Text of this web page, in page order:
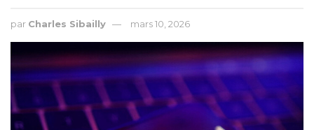
par Charles Sibailly mars 10, 2026